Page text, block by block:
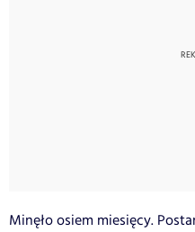
Minęło osiem miesięcy.